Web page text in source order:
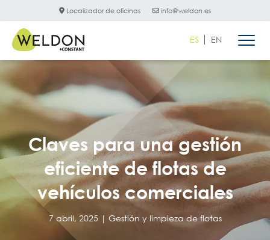
Localizador de oficinas info@weldon.es
ES EN
Claves para una gestión
eficiente de flotas de
vehículos comerciales
7 abril, 2025 | Gestión y limpieza de flotas